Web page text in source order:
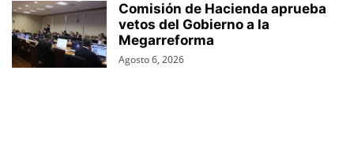
Comisión de Hacienda aprueba
vetos del Gobierno a la
Megarreforma
Agosto 6, 2026